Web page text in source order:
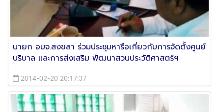
นายก อบจ.สงขลา ร่วมประชุมหารือเกี่ยวกับการจัดตั้งศูนย์
บริบาล และการส่งเสริม พัฒนาสวนประวัติศาสตร์ฯ
2014-02-20 20:17:37